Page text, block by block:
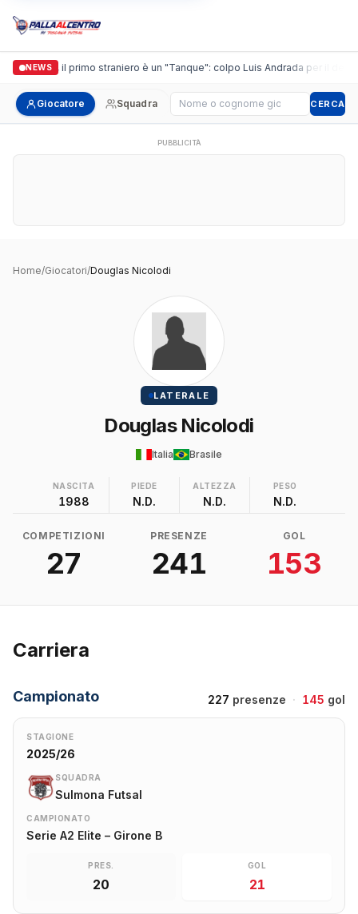
NEWS
Casalguidi, il primo straniero è un "Tanque": colpo Luis Andrada per il
Giocatore Squadra Cerca giocatore CERCA
PUBBLICITÀ
Home/Giocatori/Douglas Nicolodi
LATERALE
Douglas Nicolodi
Italia Brasile
NASCITA
1988
PIEDE
N.D.
ALTEZZA
N.D.
PESO
N.D.
COMPETIZIONI
27
PRESENZE
241
GOL
153
Carriera
Campionato 227 presenze · 145 gol
STAGIONE
2025/26
SQUADRA
Sulmona Futsal
CAMPIONATO
Serie A2 Elite – Girone B
PRES.
20
GOL
21